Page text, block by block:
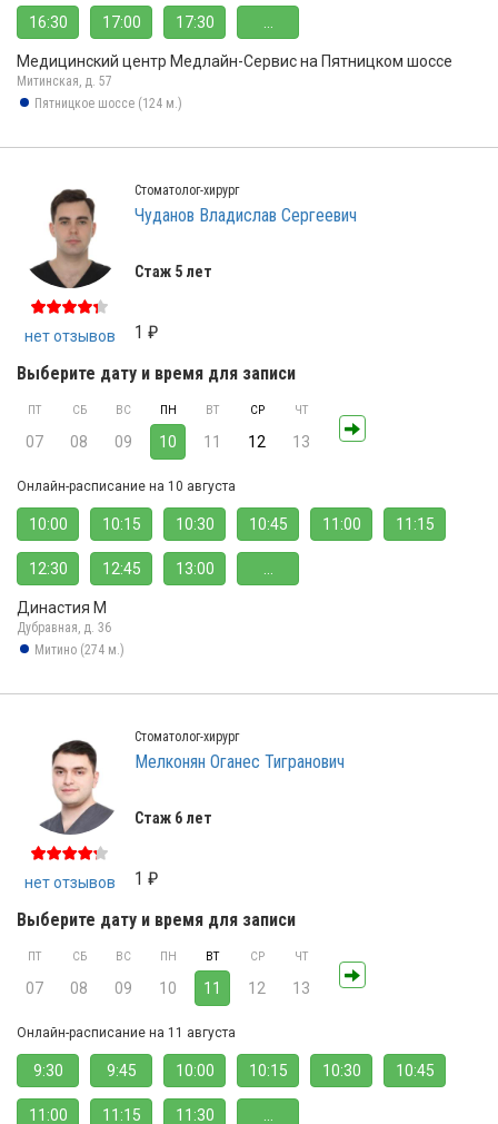
16:30 17:00 17:30
Медицинский центр Медлайн-Сервис на Пятницком шоссе
Митинская, д. 57
Пятницкое шоссе (124 м.)
нет отзывов
Стоматолог-хирург
Чуданов Владислав Сергеевич
Стаж 5 лет
1 ₽
Выберите дату и время для записи
ПТ
07
СБ
08
ВС
09
ПН
10
ВТ
11
СР
12
ЧТ
13
Онлайн-расписание на 10 августа
10:00 10:15 10:30 10:45 11:00 11:15
12:30 12:45 13:00
Династия М
Дубравная, д. 36
Митино (274 м.)
нет отзывов
Стоматолог-хирург
Мелконян Оганес Тигранович
Стаж 6 лет
1 ₽
Выберите дату и время для записи
ПТ
07
СБ
08
ВС
09
ПН
10
ВТ
11
СР
12
ЧТ
13
Онлайн-расписание на 11 августа
9:30 9:45 10:00 10:15 10:30 10:45
11:00 11:15 11:30